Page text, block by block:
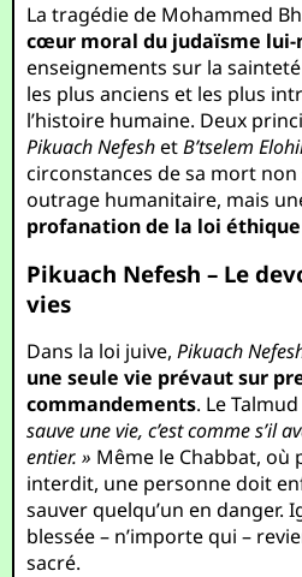
La tragédie de Mohammed
cœur moral du judaïsme lui-
enseignements sur la
les plus anciens et les plus
l’histoire humaine. Deux
Pikuach NefeshetB’tselem
circonstances de sa mort
outrage humanitaire, mais
profanation de la loi
Pikuach Nefesh – Le
vies
Dans la loi juive,Pikuach
une seule vie prévaut sur
commandements. Le
sauve une vie, c’est comme s’il
entier. » Même le Chabbat,
interdit, une personne doit
sauver quelqu’un en danger.
blessée – n’importe qui –
sacré.